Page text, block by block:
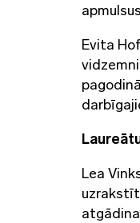
Evita
Lea